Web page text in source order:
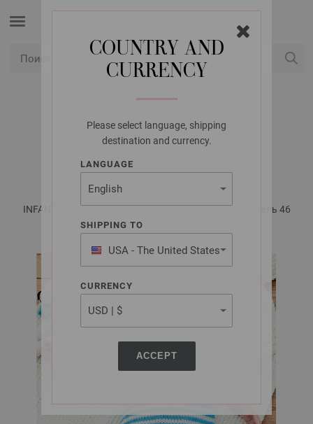
COUNTRY AND
CURRENCY
Please select language, shipping
destination and currency.
LANGUAGE
SHIPPING TO
USA - The United States
of America
CURRENCY
ACCEPT
LANA GROSSA
БОДИ ORGANICO
INFANTI No. 18 - инструкции на русском языке | Модель 46